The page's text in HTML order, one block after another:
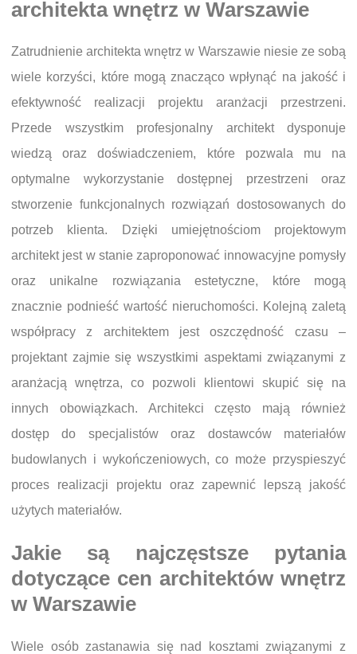
architekta wnętrz w Warszawie
Zatrudnienie architekta wnętrz w Warszawie niesie ze sobą
wiele korzyści, które mogą znacząco wpłynąć na jakość i
efektywność realizacji projektu aranżacji przestrzeni.
Przede wszystkim profesjonalny architekt dysponuje
wiedzą oraz doświadczeniem, które pozwala mu na
optymalne wykorzystanie dostępnej przestrzeni oraz
stworzenie funkcjonalnych rozwiązań dostosowanych do
potrzeb klienta. Dzięki umiejętnościom projektowym
architekt jest w stanie zaproponować innowacyjne pomysły
oraz unikalne rozwiązania estetyczne, które mogą
znacznie podnieść wartość nieruchomości. Kolejną zaletą
współpracy z architektem jest oszczędność czasu –
projektant zajmie się wszystkimi aspektami związanymi z
aranżacją wnętrza, co pozwoli klientowi skupić się na
innych obowiązkach. Architekci często mają również
dostęp do specjalistów oraz dostawców materiałów
budowlanych i wykończeniowych, co może przyspieszyć
proces realizacji projektu oraz zapewnić lepszą jakość
użytych materiałów.
Jakie są najczęstsze pytania
dotyczące cen architektów wnętrz
w Warszawie
Wiele osób zastanawia się nad kosztami związanymi z